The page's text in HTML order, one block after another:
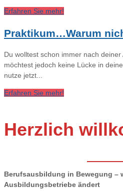
Erfahren Sie mehr!
Praktikum…Warum
Du wolltest schon immer nach deiner
möchtest jedoch keine Lücke in
nutze jetzt...
Erfahren Sie mehr!
Herzlich
Berufsausbildung in Bewegung –
Ausbildungsbetriebe ändert